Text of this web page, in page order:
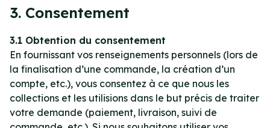
3. Consentement
3.1 Obtention du consentement
En fournissant vos renseignements personnels (lors de
la finalisation d’une commande, la création d’un
compte, etc.), vous consentez à ce que nous les
collections et les utilisions dans le but précis de traiter
votre demande (paiement, livraison, suivi de